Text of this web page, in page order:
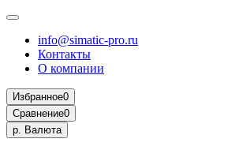
info@simatic-pro.ru
Контакты
О компании
Избранное0
Сравнение0
р. Валюта